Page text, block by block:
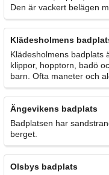
Den är vackert belägen
Klädesholmens
Klädesholmens badplats
klippor, hopptorn, badö
barn. Ofta maneter och
Ängevikens badplats
Badplatsen har
berget.
Olsbys badplats